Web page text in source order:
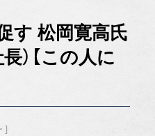
す 松岡寛高氏
）【この人に